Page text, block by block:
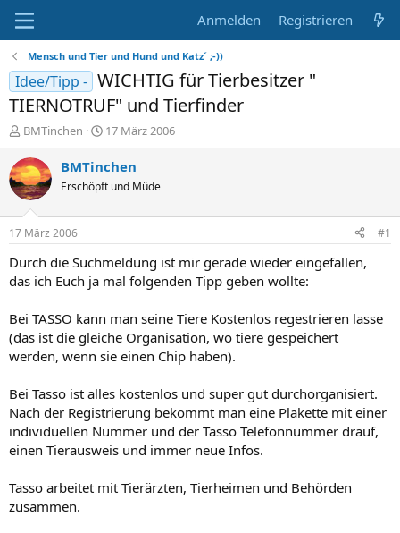
Anmelden Registrieren
Mensch und Tier und Hund und Katz´ ;-))
Idee/Tipp - WICHTIG für Tierbesitzer "
TIERNOTRUF" und Tierfinder
E
r
s
t
e
e
r
BMTinchen
E
r
s
t
e
t
a
17 März 2006
BMTinchen
Erschöpft und Müde
17 März 2006 #1
Durch die Suchmeldung ist mir gerade wieder eingefallen,
das ich Euch ja mal folgenden Tipp geben wollte:
Bei TASSO kann man seine Tiere Kostenlos regestrieren lasse
(das ist die gleiche Organisation, wo tiere gespeichert
werden, wenn sie einen Chip haben).
Bei Tasso ist alles kostenlos und super gut durchorganisiert.
Nach der Registrierung bekommt man eine Plakette mit einer
individuellen Nummer und der Tasso Telefonnummer drauf,
einen Tierausweis und immer neue Infos.
Tasso arbeitet mit Tierärzten, Tierheimen und Behörden
zusammen.